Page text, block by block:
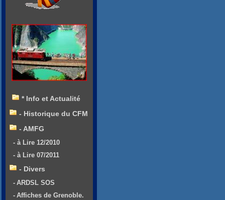
* Info et Actualité
- Historique du CFM
- AMFG
- à Lire 12/2010
- à Lire 07/2011
- Divers
- ARDSL SOS
- Affiches de Grenoble.